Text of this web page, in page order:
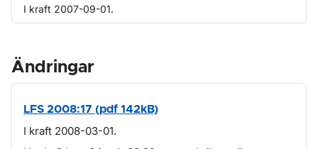
I kraft 2007-09-01.
Ändringar
LFS 2008:17 (pdf 142kB)
I kraft 2008-03-01.